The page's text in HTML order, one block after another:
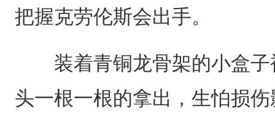
把握克劳伦斯会出手。
装着青铜龙骨架的小盒子
头一根一根的拿出，生怕损